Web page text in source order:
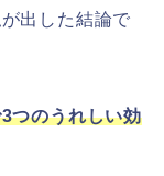
出した結論で
つのうれしい効